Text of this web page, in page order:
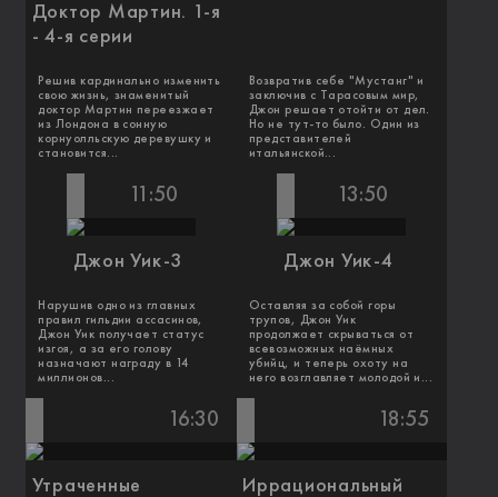
Доктор Мартин. 1-я
- 4-я серии
Решив кардинально изменить
свою жизнь, знаменитый
доктор Мартин переезжает
из Лондона в сонную
корнуолльскую деревушку и
становится...
Возвратив себе "Мустанг" и
заключив с Тарасовым мир,
Джон решает отойти от дел.
Но не тут-то было. Один из
представителей
итальянской...
11:50
Джон Уик-3
Нарушив одно из главных
правил гильдии ассасинов,
Джон Уик получает статус
изгоя, а за его голову
назначают награду в 14
миллионов...
13:50
Джон Уик-4
Оставляя за собой горы
трупов, Джон Уик
продолжает скрываться от
всевозможных наёмных
убийц, и теперь охоту на
него возглавляет молодой и...
16:30
Утраченные
18:55
Иррациональный